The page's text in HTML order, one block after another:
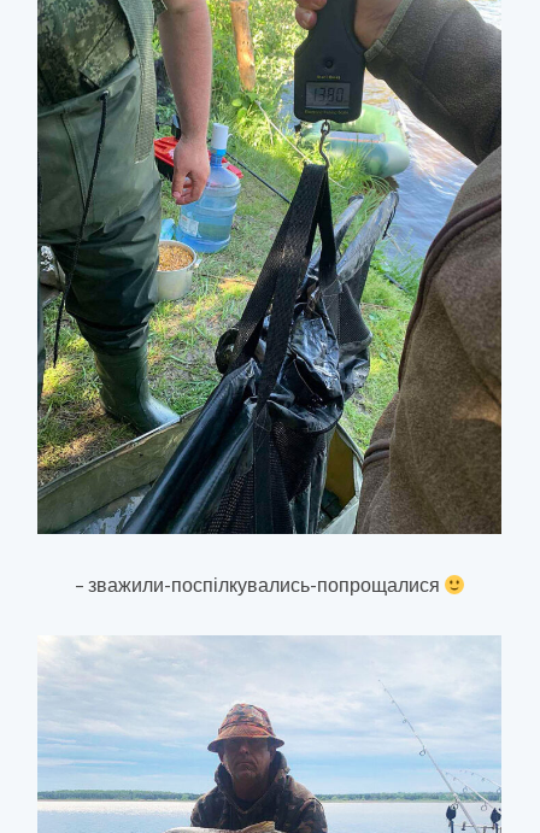
– зважили-поспілкувались-попрощалися